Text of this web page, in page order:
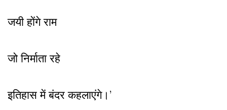
जयी होंगे राम
जो निर्माता रहे
इतिहास में बंदर कहलाएंगे।’